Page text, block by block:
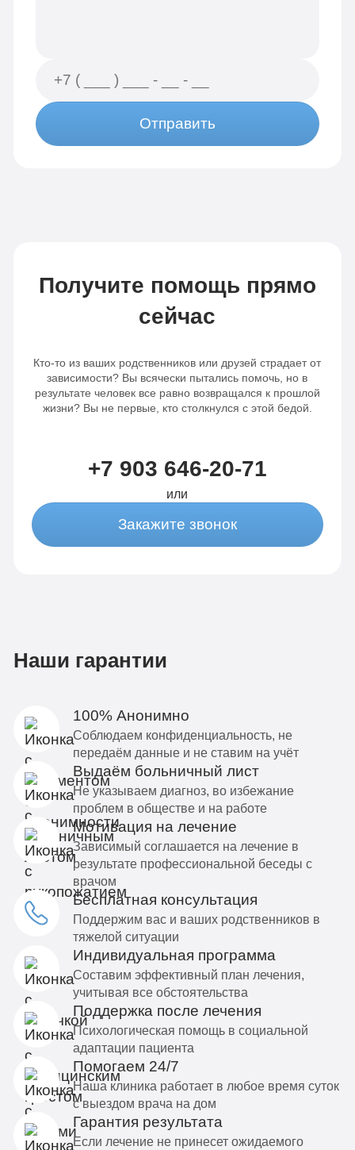
Отправить
Получите помощь прямо
сейчас
Кто-то из ваших родственников или друзей страдает от
зависимости? Вы всячески пытались помочь, но в
результате человек все равно возвращался к прошлой
жизни? Вы не первые, кто столкнулся с этой бедой.
+7 903 646-20-71
или
Закажите звонок
Наши гарантии
100% Анонимно
Соблюдаем конфиденциальность, не
передаём данные и не ставим на учёт
Выдаём больничный лист
Не указываем диагноз, во избежание
проблем в обществе и на работе
Мотивация на лечение
Зависимый соглашается на лечение в
результате профессиональной беседы с
врачом
Бесплатная консультация
Поддержим вас и ваших родственников в
тяжелой ситуации
Индивидуальная программа
Составим эффективный план лечения,
учитывая все обстоятельства
Поддержка после лечения
Психологическая помощь в социальной
адаптации пациента
Помогаем 24/7
Наша клиника работает в любое время суток
с выездом врача на дом
Гарантия результата
Если лечение не принесет ожидаемого